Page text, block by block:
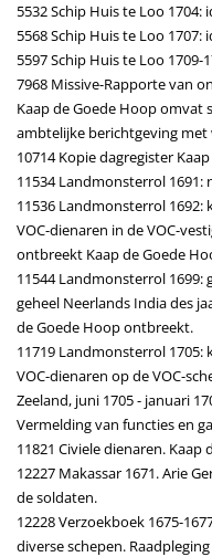
5532 Schip Huis te Loo 1704:
5568 Schip Huis te Loo 1707:
5597 Schip Huis te Loo 1709-
7968 Missive-Rapporte van
Kaap de Goede Hoop
ambtelijke berichtgeving met
10714 Kopie dagregister
11534 Landmonsterrol 1691:
11536 Landmonsterrol
VOC-dienaren in de VOC-
ontbreekt Kaap de Goede
11544 Landmonsterrol 1699:
geheel Neerlands India des
de Goede Hoop ontbreekt.
11719 Landmonsterrol
VOC-dienaren op de VOC-
Zeeland, juni 1705 - januari
Vermelding van functies en
11821 Civiele dienaren.
12227 Makassar 1671. Arie
de soldaten.
12228 Verzoekboek 1675-
diverse schepen.